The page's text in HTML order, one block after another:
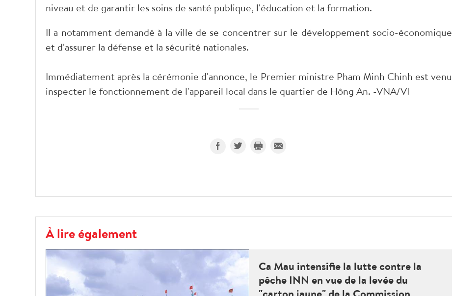
niveau et de garantir les soins de santé publique, l'éducation et la formation.
Il a notamment demandé à la ville de se concentrer sur le développement socio-économique
et d'assurer la défense et la sécurité nationales.
Immédiatement après la cérémonie d'annonce, le Premier ministre Pham Minh Chinh est venu
inspecter le fonctionnement de l'appareil local dans le quartier de Hông An. -VNA/VI
À lire également
Ca Mau intensifie la lutte contre la
pêche INN en vue de la levée du